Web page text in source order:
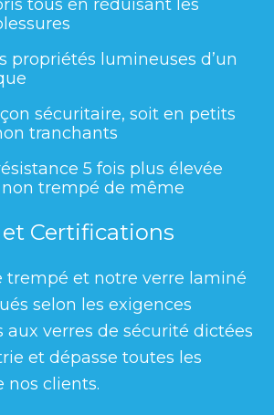
tous en réduisant les
propriétés lumineuses d’un
sécuritaire, soit en petits
tranchants
5 fois plus élevée
non trempé de même
Certifications
trempé et notre verre laminé
selon les exigences
aux verres de sécurité dictées
et dépasse toutes les
nos clients.